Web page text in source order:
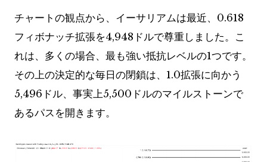
チャートの観点から、イーサリアムは最近、0.618
フィボナッチ拡張を4,948ドルで尊重しました。こ
れは、多くの場合、最も強い抵抗レベルの1つです。
その上の決定的な毎日の閉鎖は、1.0拡張に向かう
5,496ドル、事実上5,500ドルのマイルストーンで
あるパスを開きます。